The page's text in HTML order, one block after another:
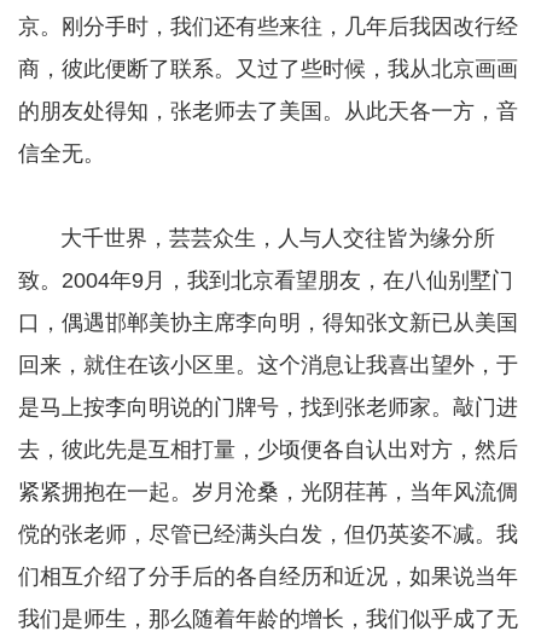
京。刚分手时，我们还有些来往，几年后我因改行经
商，彼此便断了联系。又过了些时候，我从北京画画
的朋友处得知，张老师去了美国。从此天各一方，音
信全无。
大千世界，芸芸众生，人与人交往皆为缘分所
致。2004年9月，我到北京看望朋友，在八仙别墅门
口，偶遇邯郸美协主席李向明，得知张文新已从美国
回来，就住在该小区里。这个消息让我喜出望外，于
是马上按李向明说的门牌号，找到张老师家。敲门进
去，彼此先是互相打量，少顷便各自认出对方，然后
紧紧拥抱在一起。岁月沧桑，光阴荏苒，当年风流倜
傥的张老师，尽管已经满头白发，但仍英姿不减。我
们相互介绍了分手后的各自经历和近况，如果说当年
我们是师生，那么随着年龄的增长，我们似乎成了无